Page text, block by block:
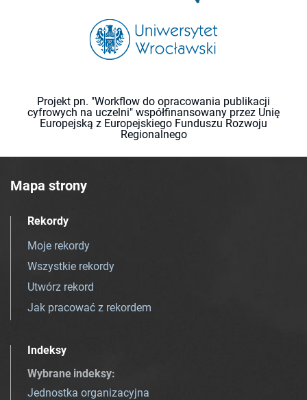
Projekt pn. "Workflow do opracowania publikacji
cyfrowych na uczelni" współfinansowany przez Unię
Europejską z Europejskiego Funduszu Rozwoju
Regionalnego
Mapa strony
Rekordy
Moje rekordy
Wszystkie rekordy
Utwórz rekord
Jak pracować z rekordem
Indeksy
Wybrane indeksy:
Jednostka organizacyjna